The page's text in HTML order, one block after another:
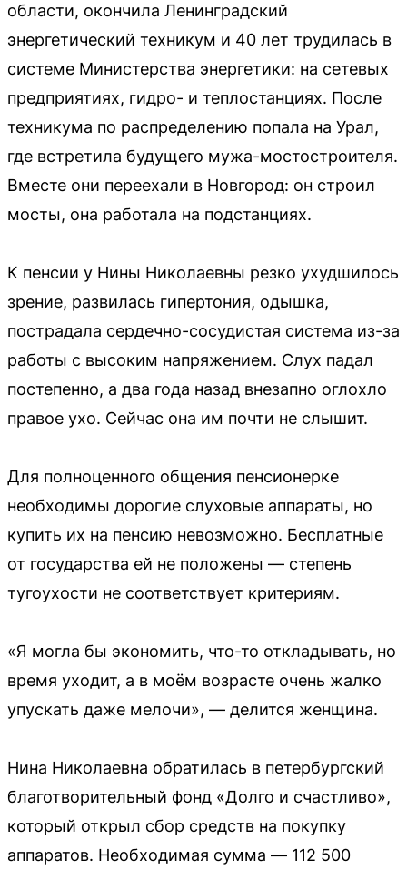
области, окончила Ленинградский
энергетический техникум и 40 лет трудилась в
системе Министерства энергетики: на сетевых
предприятиях, гидро- и теплостанциях. После
техникума по распределению попала на Урал,
где встретила будущего мужа-мостостроителя.
Вместе они переехали в Новгород: он строил
мосты, она работала на подстанциях.
К пенсии у Нины Николаевны резко ухудшилось
зрение, развилась гипертония, одышка,
пострадала сердечно-сосудистая система из-за
работы с высоким напряжением. Слух падал
постепенно, а два года назад внезапно оглохло
правое ухо. Сейчас она им почти не слышит.
Для полноценного общения пенсионерке
необходимы дорогие слуховые аппараты, но
купить их на пенсию невозможно. Бесплатные
от государства ей не положены — степень
тугоухости не соответствует критериям.
«Я могла бы экономить, что-то откладывать, но
время уходит, а в моём возрасте очень жалко
упускать даже мелочи», — делится женщина.
Нина Николаевна обратилась в петербургский
благотворительный фонд «Долго и счастливо»,
который открыл сбор средств на покупку
аппаратов. Необходимая сумма — 112 500